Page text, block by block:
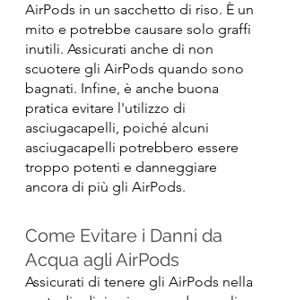
AirPods in un sacchetto di riso. È un
mito e potrebbe causare solo graffi
inutili. Assicurati anche di non
scuotere gli AirPods quando sono
bagnati. Infine, è anche buona
pratica evitare l'utilizzo di
asciugacapelli, poiché alcuni
asciugacapelli potrebbero essere
troppo potenti e danneggiare
ancora di più gli AirPods.
Come Evitare i Danni da
Acqua agli AirPods
Assicurati di tenere gli AirPods nella